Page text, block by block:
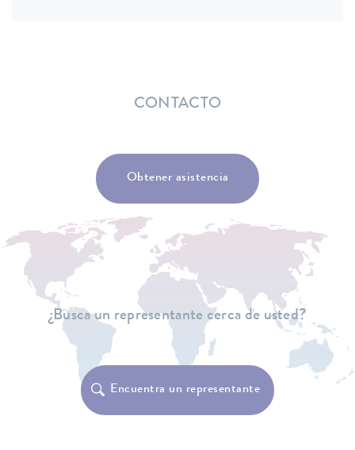
CONTACTO
Obtener asistencia
¿Busca un representante cerca de usted?
Encuentra un representante